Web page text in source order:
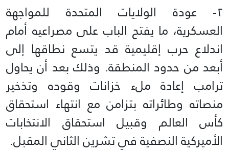
٢- عودة الولايات المتحدة للمواجهة
العسكرية، ما يفتح الباب على مصراعيه أمام
اندلاع حرب إقليمية قد يتسع نطاقها إلى
أبعد من حدود المنطقة. وذلك بعد أن يحاول
ترامب إعادة ملء خزانات وقوده وتذخير
منصاته وطائراته بتزامن مع انتهاء استحقاق
كأس العالم وقبيل استحقاق الانتخابات
الأميركية النصفية في تشرين الثاني المقبل.